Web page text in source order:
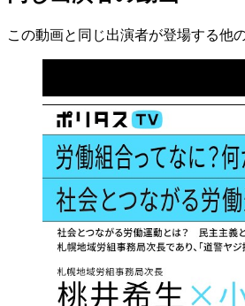
この動画と同じ出演者が登場する他